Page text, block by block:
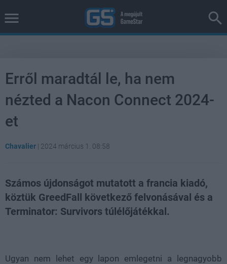
Erről maradtál le, ha nem
nézted a Nacon Connect 2024-
et
Chavalier | 2024 március 1. 08:58
Számos újdonságot mutatott a francia kiadó,
köztük GreedFall következő felvonásával és a
Terminator: Survivors túlélőjátékkal.
Ugyan nem lehet egy lapon emlegetni a legnagyobb